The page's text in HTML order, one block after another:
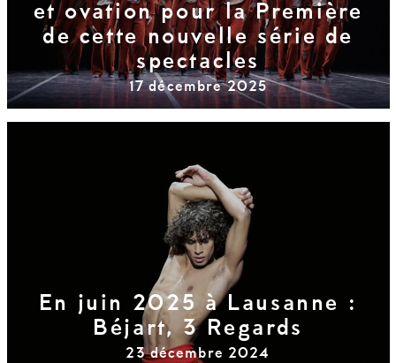
et ovation pour la Première
de cette nouvelle série de
spectacles
17 décembre 2025
En juin 2025 à Lausanne :
Béjart, 3 Regards
23 décembre 2024